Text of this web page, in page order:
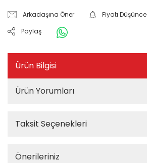
Arkadaşına Öner
Fiyatı
Paylaş
Ürün Bilgisi
Ürün Yorumları
Taksit Seçenekleri
Önerileriniz